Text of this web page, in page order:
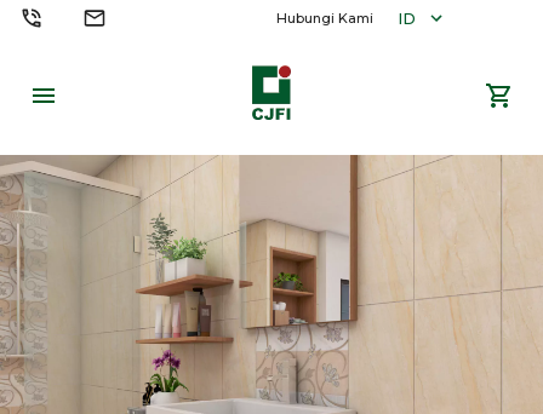
Hubungi Kami ID